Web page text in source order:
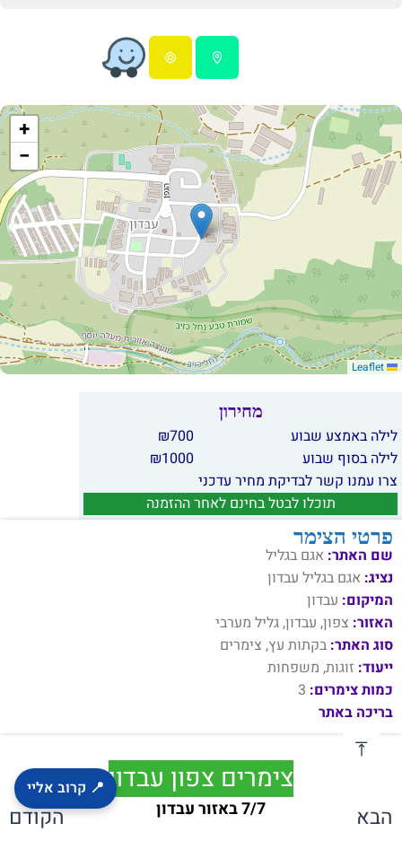
+
−
מחירון
לילה באמצע שבוע 700
₪
לילה בסוף שבוע
1000
₪
צרו עמנו קשר לבדיקת מחיר עדכני
תוכלו לבטל בחינם לאחר ההזמנה
פרטי הצימר
שם האתר: אגם בגליל
נציג: אגם בגליל עבדון
המיקום: עבדון
האזור: צפון, עבדון, גליל מערבי
סוג האתר: בקתות עץ, צימרים
ייעוד: זוגות, משפחות
כמות צימרים: 3
בריכה באתר
צימרים צפון עבדון
הבא 7/7 באזור עבדון הקודם
📍 קרוב אליי